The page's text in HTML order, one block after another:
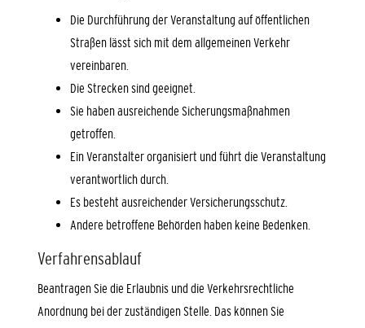
Die Durchführung der Veranstaltung auf öffentlichen
Straßen lässt sich mit dem allgemeinen Verkehr
vereinbaren.
Die Strecken sind geeignet.
Sie haben ausreichende Sicherungsmaßnahmen
getroffen.
Ein Veranstalter organisiert und führt die Veranstaltung
verantwortlich durch.
Es besteht ausreichender Versicherungsschutz.
Andere betroffene Behörden haben keine Bedenken.
Verfahrensablauf
Beantragen Sie die Erlaubnis und die Verkehrsrechtliche
Anordnung bei der zuständigen Stelle. Das können Sie